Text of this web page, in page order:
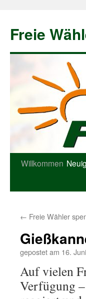
Freie
Willkommen
← Freie Wähler
gepostet am 16.
Auf vielen
Verfügung